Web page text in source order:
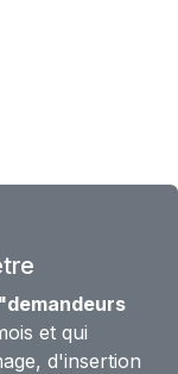
"demandeurs
et qui
d'insertion